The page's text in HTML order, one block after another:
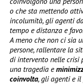
o che sta mettendo
incolumità, gli agenti
tempo e distanza e
A meno che non ci sia
persone, rallentare la
di intervento nelle crisi
una tragedia e
coinvolta, gli agenti e il